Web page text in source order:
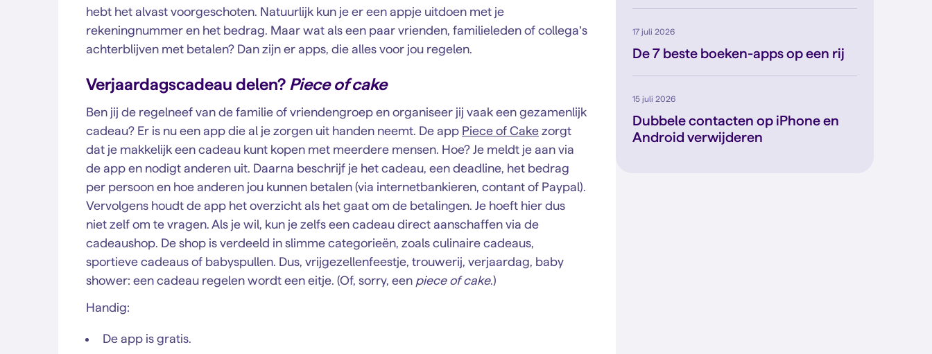
hebt het alvast voorgeschoten. Natuurlijk kun je er een appje uitdoen met je
rekeningnummer en het bedrag. Maar wat als een paar vrienden, familieleden of collega’s
achterblijven met betalen? Dan zijn er apps, die alles voor jou regelen.
Verjaardagscadeau delen? Piece of cake
Ben jij de regelneef van de familie of vriendengroep en organiseer jij vaak een gezamenlijk
cadeau? Er is nu een app die al je zorgen uit handen neemt. De app Piece of Cake zorgt
dat je makkelijk een cadeau kunt kopen met meerdere mensen. Hoe? Je meldt je aan via
de app en nodigt anderen uit. Daarna beschrijf je het cadeau, een deadline, het bedrag
per persoon en hoe anderen jou kunnen betalen (via internetbankieren, contant of Paypal).
Vervolgens houdt de app het overzicht als het gaat om de betalingen. Je hoeft hier dus
niet zelf om te vragen. Als je wil, kun je zelfs een cadeau direct aanschaffen via de
cadeaushop. De shop is verdeeld in slimme categorieën, zoals culinaire cadeaus,
sportieve cadeaus of babyspullen. Dus, vrijgezellenfeestje, trouwerij, verjaardag, baby
shower: een cadeau regelen wordt een eitje. (Of, sorry, een piece of cake.)
Handig:
De app is gratis.
17 juli 2026
De 7 beste boeken-apps op een rij
15 juli 2026
Dubbele contacten op iPhone en
Android verwijderen